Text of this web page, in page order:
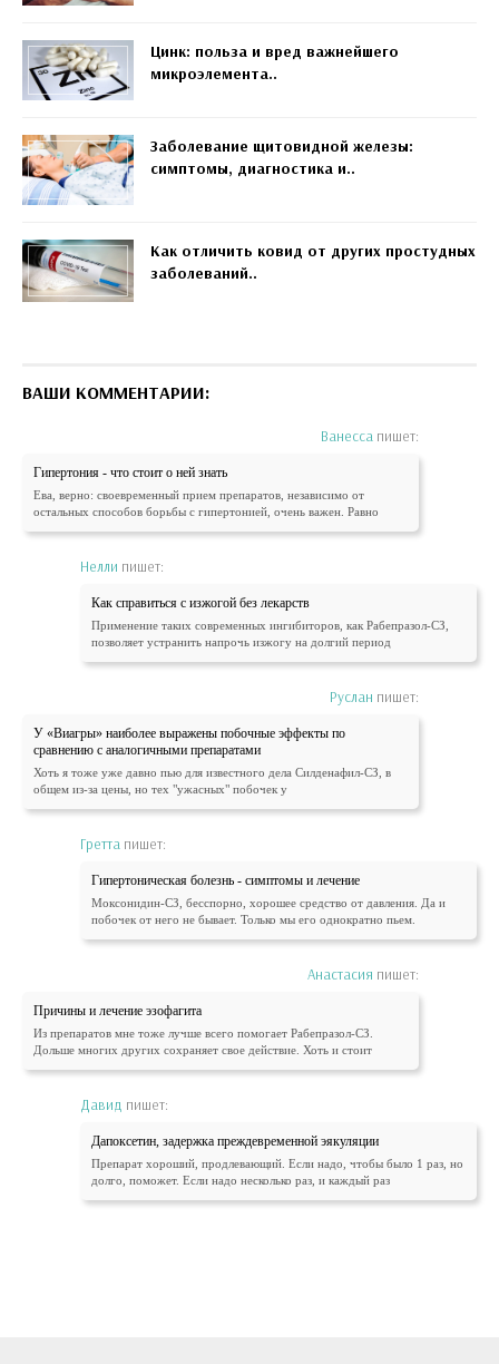
Цинк: польза и вред важнейшего
микроэлемента..
Заболевание щитовидной железы:
симптомы, диагностика и..
Как отличить ковид от других простудных
заболеваний..
ВАШИ КОММЕНТАРИИ:
Ванесса пишет:
Гипертония - что стоит о ней знать
Ева, верно: своевременный прием препаратов, независимо от
остальных способов борьбы с гипертонией, очень важен. Равно
Нелли пишет:
Как справиться с изжогой без лекарств
Применение таких современных ингибиторов, как Рабепразол-СЗ,
позволяет устранить напрочь изжогу на долгий период
Руслан пишет:
У «Виагры» наиболее выражены побочные эффекты по
сравнению с аналогичными препаратами
Хоть я тоже уже давно пью для известного дела Силденафил-СЗ, в
общем из-за цены, но тех "ужасных" побочек у
Гретта пишет:
Гипертоническая болезнь - симптомы и лечение
Моксонидин-СЗ, бесспорно, хорошее средство от давления. Да и
побочек от него не бывает. Только мы его однократно пьем.
Анастасия пишет:
Причины и лечение эзофагита
Из препаратов мне тоже лучше всего помогает Рабепразол-СЗ.
Дольше многих других сохраняет свое действие. Хоть и стоит
Давид пишет:
Дапоксетин, задержка преждевременной эякуляции
Препарат хороший, продлевающий. Если надо, чтобы было 1 раз, но
долго, поможет. Если надо несколько раз, и каждый раз